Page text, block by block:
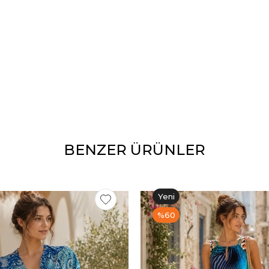
BENZER ÜRÜNLER
Yeni
Ürün
%60